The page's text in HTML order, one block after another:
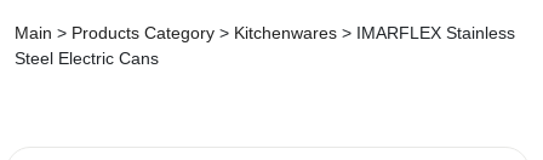
Main > Products Category > Kitchenwares > IMARFLEX Stainless
Steel Electric Cans